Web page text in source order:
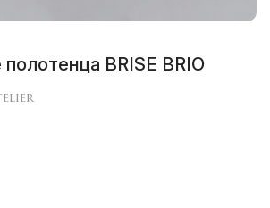
BRISE BRIO